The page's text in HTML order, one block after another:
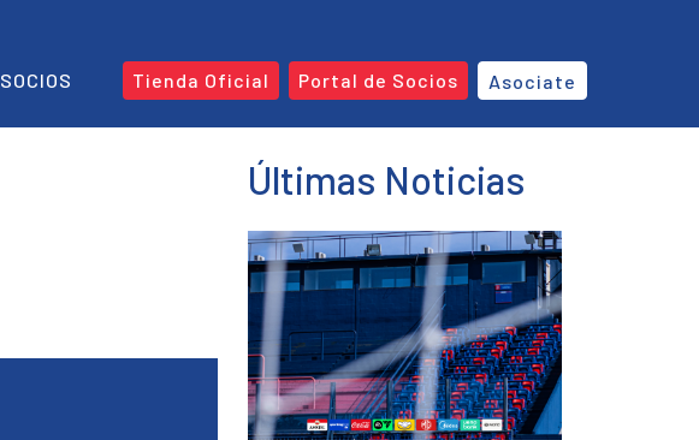
SOCIOS Tienda Oficial Portal de Socios Asociate
Últimas Noticias